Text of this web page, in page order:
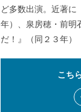
ど多数出演。近著に
年）、泉房穂・前明
だ！』（同２３年）
こち